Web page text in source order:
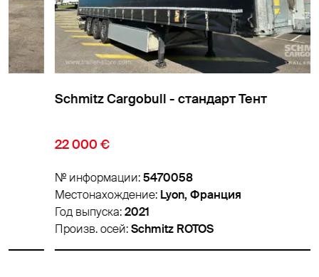
Schmitz Cargobull - стандарт Тент
22 000 €
№ информации:5470058
Местонахождение:Lyon, Франция
Год выпуска:2021
Произв. осей:Schmitz ROTOS